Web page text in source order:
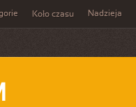
Koło czasu Nadzieja